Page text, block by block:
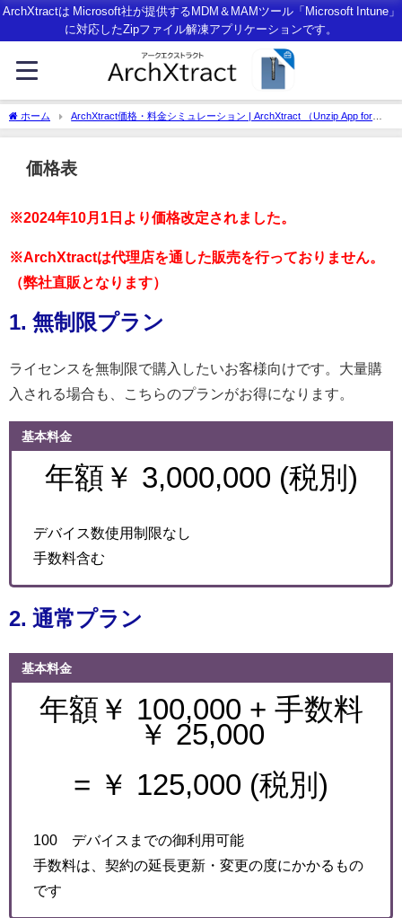
ArchXtractは Microsoft社が提供するMDM＆MAMツール「Microsoft Intune」
に対応したZipファイル解凍アプリケーションです。
ホーム
ArchXtract価格・料金シミュレーション | ArchXtract （Unzip App for
MDM＆MAM with Microsoft Intune）
価格表
※2024年10月1日より価格改定されました。
※ArchXtractは代理店を通した販売を行っておりません。
（弊社直販となります）
1. 無制限プラン
ライセンスを無制限で購入したいお客様向けです。大量購
入される場合も、こちらのプランがお得になります。
基本料金
年額￥ 3,000,000 (税別)
デバイス数使用制限なし
手数料含む
2. 通常プラン
基本料金
年額￥ 100,000 + 手数料
￥ 25,000
= ￥ 125,000 (税別)
100 デバイスまでの御利用可能
手数料は、契約の延長更新・変更の度にかかるもの
です